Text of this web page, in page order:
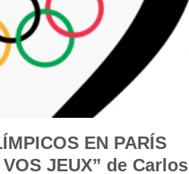
EN PARÍS
JEUX” de Carlos